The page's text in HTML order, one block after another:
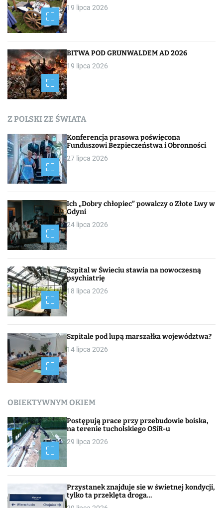
19 lipca 2026
BITWA POD GRUNWALDEM AD 2026
19 lipca 2026
Z POLSKI ZE ŚWIATA
Konferencja prasowa poświęcona
Funduszowi Bezpieczeństwa i Obronności
27 lipca 2026
Ich „Dobry chłopiec” powalczy o Złote Lwy w
Gdyni
24 lipca 2026
Szpital w Świeciu stawia na nowoczesną
psychiatrię
18 lipca 2026
Szpitale pod lupą marszałka województwa?
14 lipca 2026
OBIEKTYWNYM OKIEM
Postępują prace przy przebudowie boiska,
na terenie tucholskiego OSiR-u
29 lipca 2026
Przystanek znajduje sie w świetnej kondycji,
tylko ta przeklęta droga…